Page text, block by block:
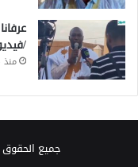
/
منذ 5 أيام
جميع الحقوق